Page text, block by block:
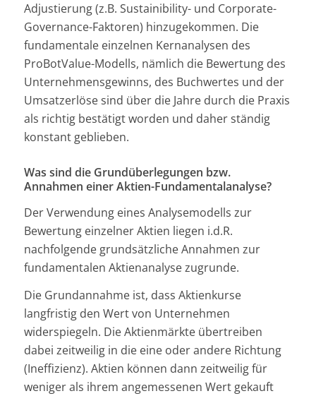
Adjustierung (z.B. Sustainibility- und Corporate-
Governance-Faktoren) hinzugekommen. Die
fundamentale einzelnen Kernanalysen des
ProBotValue-Modells, nämlich die Bewertung des
Unternehmensgewinns, des Buchwertes und der
Umsatzerlöse sind über die Jahre durch die Praxis
als richtig bestätigt worden und daher ständig
konstant geblieben.
Was sind die Grundüberlegungen bzw.
Annahmen einer Aktien-Fundamentalanalyse?
Der Verwendung eines Analysemodells zur
Bewertung einzelner Aktien liegen i.d.R.
nachfolgende grundsätzliche Annahmen zur
fundamentalen Aktienanalyse zugrunde.
Die Grundannahme ist, dass Aktienkurse
langfristig den Wert von Unternehmen
widerspiegeln. Die Aktienmärkte übertreiben
dabei zeitweilig in die eine oder andere Richtung
(Ineffizienz). Aktien können dann zeitweilig für
weniger als ihrem angemessenen Wert gekauft